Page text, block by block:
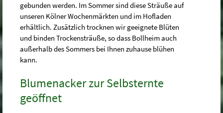
gebunden werden. Im Sommer sind diese Sträuße auf
unseren Kölner Wochenmärkten und im Hofladen
erhältlich. Zusätzlich trocknen wir geeignete Blüten
und binden Trockensträuße, so dass Bollheim auch
außerhalb des Sommers bei Ihnen zuhause blühen
kann.
Blumenacker zur Selbsternte
geöffnet